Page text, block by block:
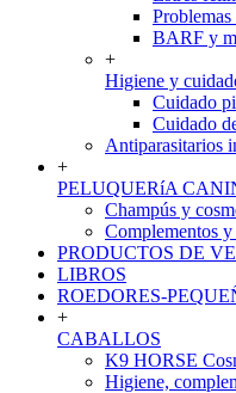
BARF y
+
Higiene y
Cuidado
Cuidado
Antiparasitarios
+
PELUQUERíA
Champús y
Complementos y
PRODUCTOS DE
LIBROS
ROEDORES-
+
CABALLOS
K9 HORSE
Higiene,